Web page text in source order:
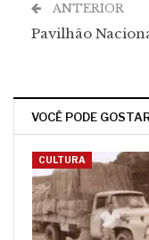
ANTERIOR
Pavilhão
VOCÊ PODE
CULTURA